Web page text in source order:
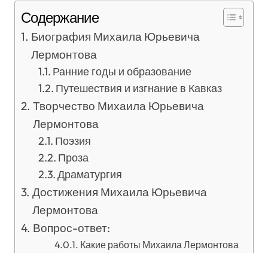
Содержание
Биография Михаила Юрьевича
Лермонтова
Ранние годы и образование
Путешествия и изгнание в Кавказ
Творчество Михаила Юрьевича
Лермонтова
Поэзия
Проза
Драматургия
Достижения Михаила Юрьевича
Лермонтова
Вопрос-ответ:
Какие работы Михаила Лермонтова